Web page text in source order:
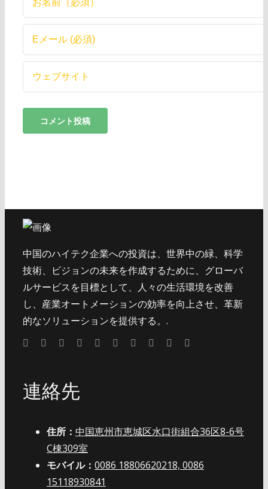
中国のハイテク企業への投資は、世界中の緑、科学
技術、ビジョンの未来を作成するために、グローバ
ルサービスを目標として、人々の生活環境を改善
し、産業オートメーションの効率を向上させ、革新
的なソリューションを提供する。.
連絡先
住所： 中国恵州市恵城区水口街組合36区8-6号
C棟309室
モバイル： 0086 18806620218, 0086
15118930841